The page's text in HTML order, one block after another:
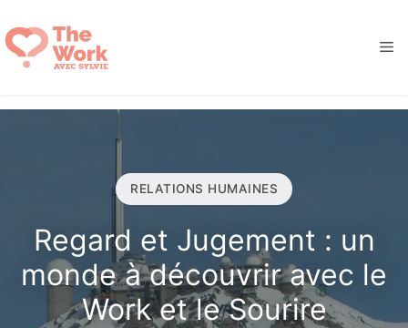
au
contenu
RELATIONS HUMAINES
Regard et Jugement : un
monde à découvrir avec le
Work et le Sourire